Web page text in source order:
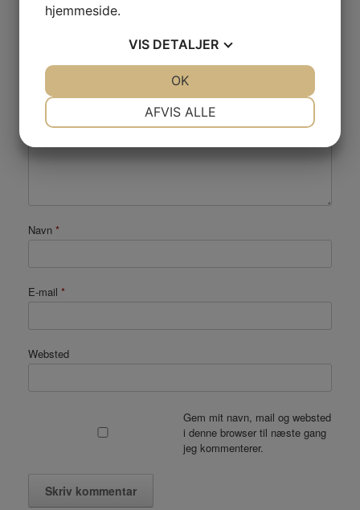
Navn *
E-mail *
Websted
Gem mit navn, mail og websted
i denne browser til næste gang
jeg kommenterer.
hjemmeside.
VIS DETALJER
AFVIS ALLE
OK